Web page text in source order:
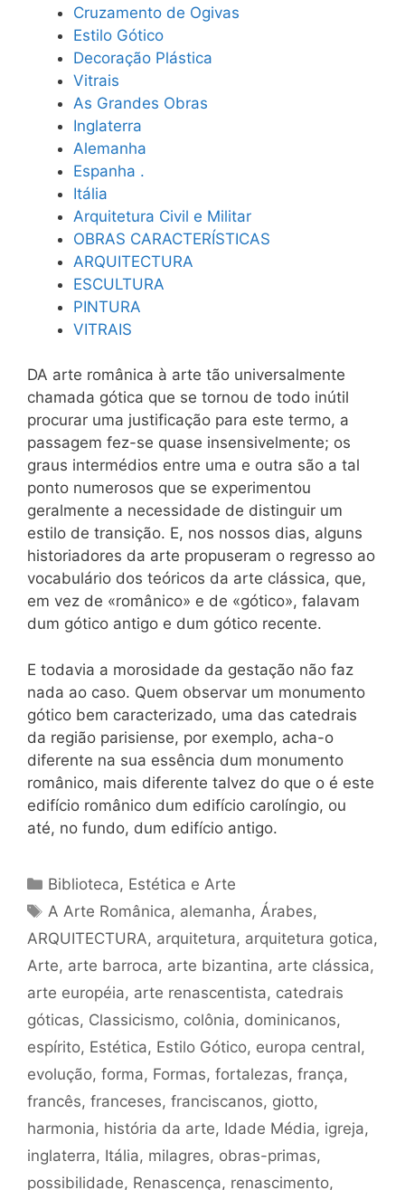
Cruzamento de Ogivas
Estilo Gótico
Decoração Plástica
Vitrais
As Grandes Obras
Inglaterra
Alemanha
Espanha .
Itália
Arquitetura Civil e Militar
OBRAS CARACTERÍSTICAS
ARQUITECTURA
ESCULTURA
PINTURA
VITRAIS
DA arte românica à arte tão universalmente
chamada gótica que se tornou de todo inútil
procurar uma justificação para este termo, a
passagem fez-se quase insensivelmente; os
graus intermédios entre uma e outra são a tal
ponto numerosos que se experimentou
geralmente a necessidade de distinguir um
estilo de transição. E, nos nossos dias, alguns
historiadores da arte propuseram o regresso ao
vocabulário dos teóricos da arte clássica, que,
em vez de «românico» e de «gótico», falavam
dum gótico antigo e dum gótico recente.
E todavia a morosidade da gestação não faz
nada ao caso. Quem observar um monumento
gótico bem caracterizado, uma das catedrais
da região parisiense, por exemplo, acha-o
diferente na sua essência dum monumento
românico, mais diferente talvez do que o é este
edifício românico dum edifício carolíngio, ou
até, no fundo, dum edifício antigo.
Categorias
Biblioteca, Estética e Arte
Tags
A Arte Românica, alemanha, Árabes,
ARQUITECTURA, arquitetura, arquitetura gotica,
Arte, arte barroca, arte bizantina, arte clássica,
arte européia, arte renascentista, catedrais
góticas, Classicismo, colônia, dominicanos,
espírito, Estética, Estilo Gótico, europa central,
evolução, forma, Formas, fortalezas, frança,
francês, franceses, franciscanos, giotto,
harmonia, história da arte, Idade Média, igreja,
inglaterra, Itália, milagres, obras-primas,
possibilidade, Renascença, renascimento,